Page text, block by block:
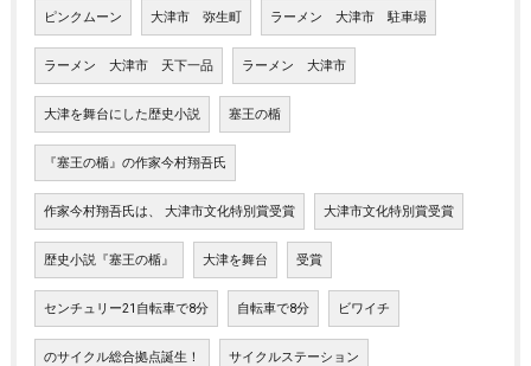
ピンクムーン 大津市 弥生町 ラーメン 大津市 駐車場
ラーメン 大津市 天下一品 ラーメン 大津市
大津を舞台にした歴史小説 塞王の楯
『塞王の楯』の作家今村翔吾氏
作家今村翔吾氏は、 大津市文化特別賞受賞 大津市文化特別賞受賞
歴史小説『塞王の楯』 大津を舞台 受賞
センチュリー21自転車で8分 自転車で8分 ビワイチ
のサイクル総合拠点誕生！ サイクルステーション